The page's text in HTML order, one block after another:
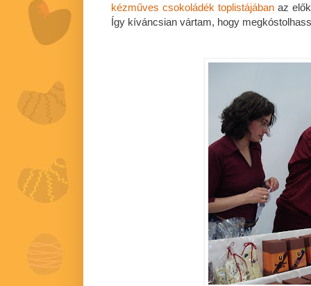
kézműves csokoládék toplistájában az
Így kíváncsian vártam, hogy